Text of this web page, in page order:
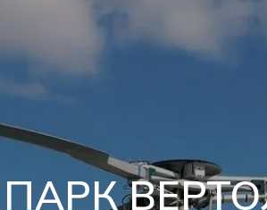
ПАРК ВЕРТОЛЁТОВ
Рассчитать рейс